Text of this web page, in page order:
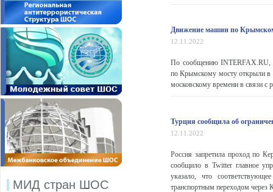
МИД стран ШОС
Движение машин по
12.11.2022
По сообщению INTERFAX.RU,
по Крымскому мосту открыли в
московскому времени в связи с
Турция сообщила об
12.11.2022
Россия запретила проход по
сообщило в Twitter главное
указало, что
транспортным переходом через